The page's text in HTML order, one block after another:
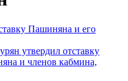
Пашиняна и его
утвердил отставку
и членов кабмина,